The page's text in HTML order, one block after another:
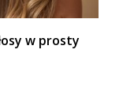
w prosty